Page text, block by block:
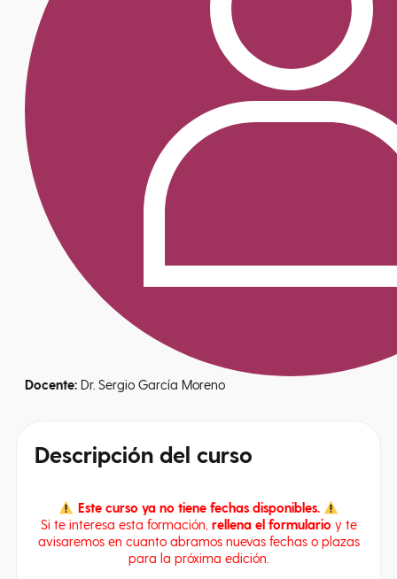
Docente: Dr. Sergio García Moreno
Descripción del curso
Este curso ya no tiene fechas disponibles.
Si te interesa esta formación, rellena el formulario y te
avisaremos en cuanto abramos nuevas fechas o plazas
para la próxima edición.